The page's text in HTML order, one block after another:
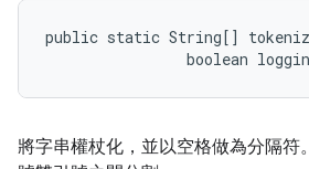
public static String[]
boolean
將字串權杖化，並以空格做為分隔符